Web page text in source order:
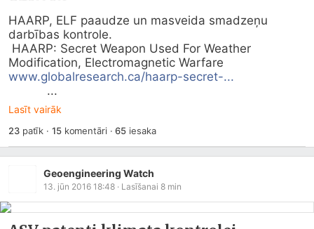
HAARP, ELF paaudze un masveida smadzeņu
darbības kontrole.
www.globalresearch.ca/haarp-secret-...
           ...
Lasīt vairāk
23patīk · 15komentāri ·65 iesaka
Geoengineering Watch
13. jūn 2016 18:48 · Lasīšanai 8 min